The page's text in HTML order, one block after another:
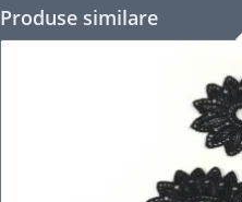
Produse similare